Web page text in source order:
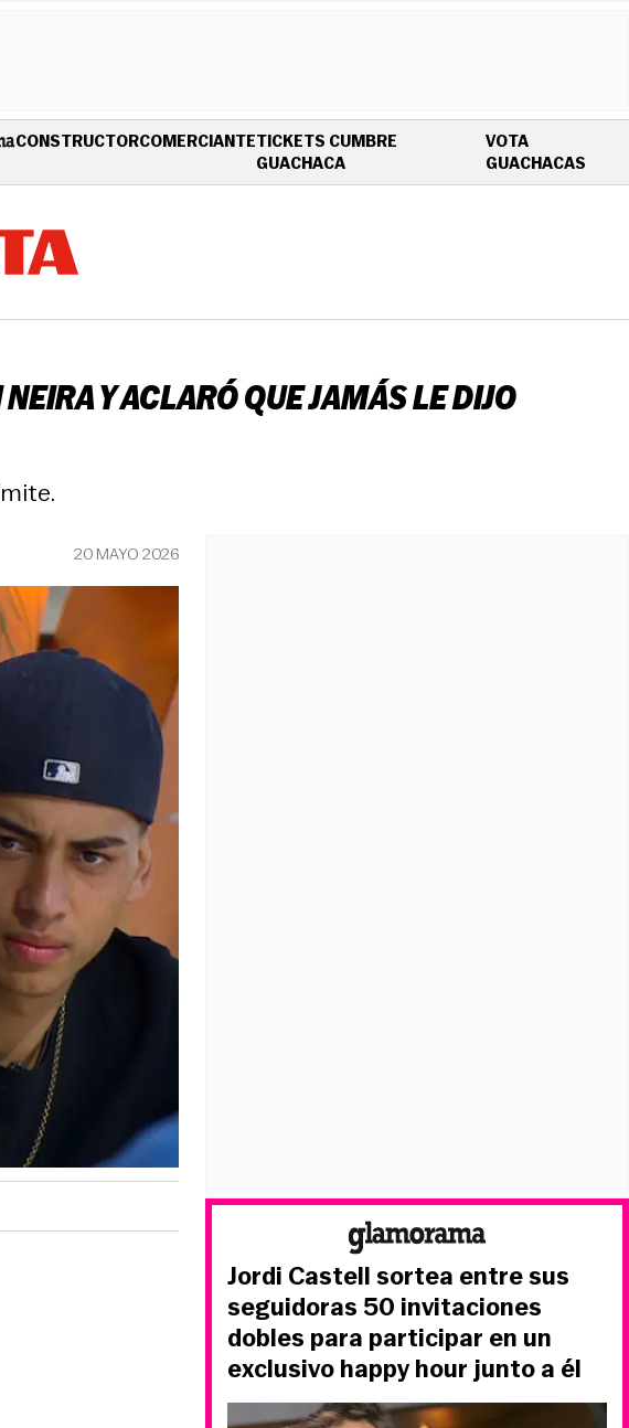
CONSTRUCTORCOMERCIANTETICKETS CUMBRE
GUACHACAOPENS IN NEW WINDOW
VOTA
GUACHACAS
Y ACLARÓ QUE JAMÁS LE DIJO
20 MAYO 2026
Jordi Castell sortea entre sus
seguidoras 50 invitaciones
dobles para participar en un
exclusivo happy hour junto a él